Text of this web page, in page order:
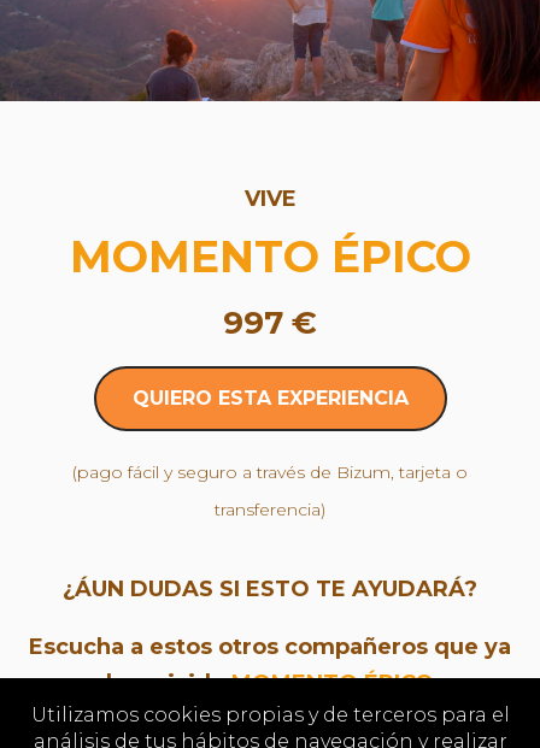
VIVE
MOMENTO ÉPICO
997 €
QUIERO ESTA EXPERIENCIA
(pago fácil y seguro a través de Bizum, tarjeta o
transferencia)
¿ÁUN DUDAS SI ESTO TE AYUDARÁ?
Escucha a estos otros compañeros que ya
han vividoMOMENTO ÉPICO
Utilizamos cookies propias y de terceros para el
análisis de tus hábitos de navegación y realizar